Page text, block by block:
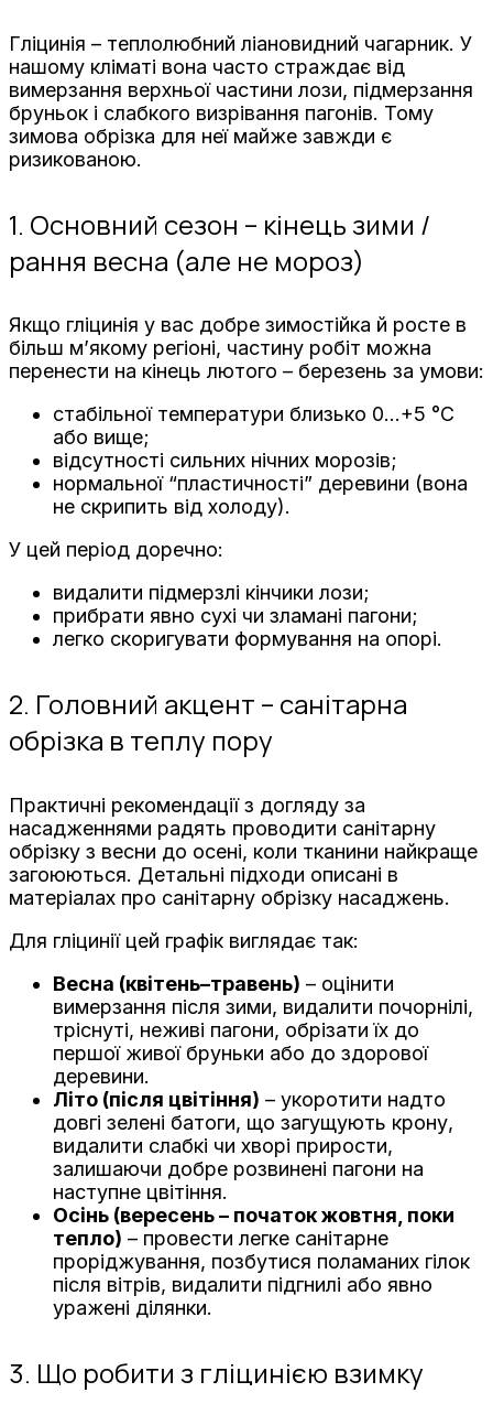
Гліцинія – теплолюбний ліановидний чагарник. У
нашому кліматі вона часто страждає від
вимерзання верхньої частини лози, підмерзання
бруньок і слабкого визрівання пагонів. Тому
зимова обрізка для неї майже завжди є
ризикованою.
1. Основний сезон – кінець зими /
рання весна (але не мороз)
Якщо гліцинія у вас добре зимостійка й росте в
більш м’якому регіоні, частину робіт можна
перенести на кінець лютого – березень за умови:
стабільної температури близько 0…+5 °C
або вище;
відсутності сильних нічних морозів;
нормальної “пластичності” деревини (вона
не скрипить від холоду).
У цей період доречно:
видалити підмерзлі кінчики лози;
прибрати явно сухі чи зламані пагони;
легко скоригувати формування на опорі.
2. Головний акцент – санітарна
обрізка в теплу пору
Практичні рекомендації з догляду за
насадженнями радять проводити санітарну
обрізку з весни до осені, коли тканини найкраще
загоюються. Детальні підходи описані в
матеріалах про санітарну обрізку насаджень.
Для гліцинії цей графік виглядає так:
Весна (квітень–травень) – оцінити
вимерзання після зими, видалити почорнілі,
тріснуті, неживі пагони, обрізати їх до
першої живої бруньки або до здорової
деревини.
Літо (після цвітіння) – укоротити надто
довгі зелені батоги, що загущують крону,
видалити слабкі чи хворі прирости,
залишаючи добре розвинені пагони на
наступне цвітіння.
Осінь (вересень – початок жовтня, поки
тепло) – провести легке санітарне
проріджування, позбутися поламаних гілок
після вітрів, видалити підгнилі або явно
уражені ділянки.
3. Що робити з гліцинією взимку